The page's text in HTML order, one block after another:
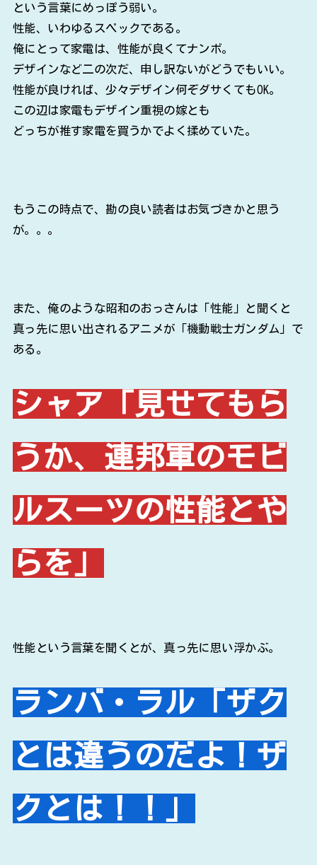
という言葉にめっぽう弱い。
性能、いわゆるスペックである。
俺にとって家電は、性能が良くてナンボ。
デザインなど二の次だ、申し訳ないがどうでもいい。
性能が良ければ、少々デザイン何ぞダサくてもOK。
この辺は家電もデザイン重視の嫁とも
どっちが推す家電を買うかでよく揉めていた。
もうこの時点で、勘の良い読者はお気づきかと思う
が。。。
また、俺のような昭和のおっさんは「性能」と聞くと
真っ先に思い出されるアニメが「機動戦士ガンダム」で
ある。
シャア「見せてもら
うか、連邦軍のモビ
ルスーツの性能とや
らを」
性能という言葉を聞くとが、真っ先に思い浮かぶ。
ランバ・ラル「ザク
とは違うのだよ！ザ
クとは！！」